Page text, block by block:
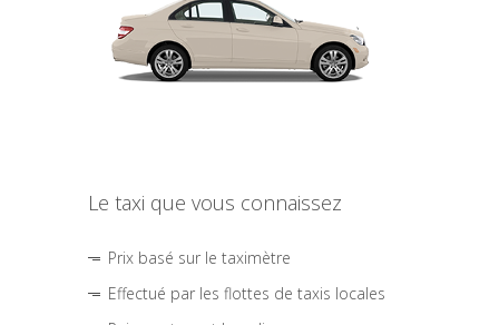
Le taxi que vous connaissez
Prix basé sur le taximètre
Effectué par les flottes de taxis locales